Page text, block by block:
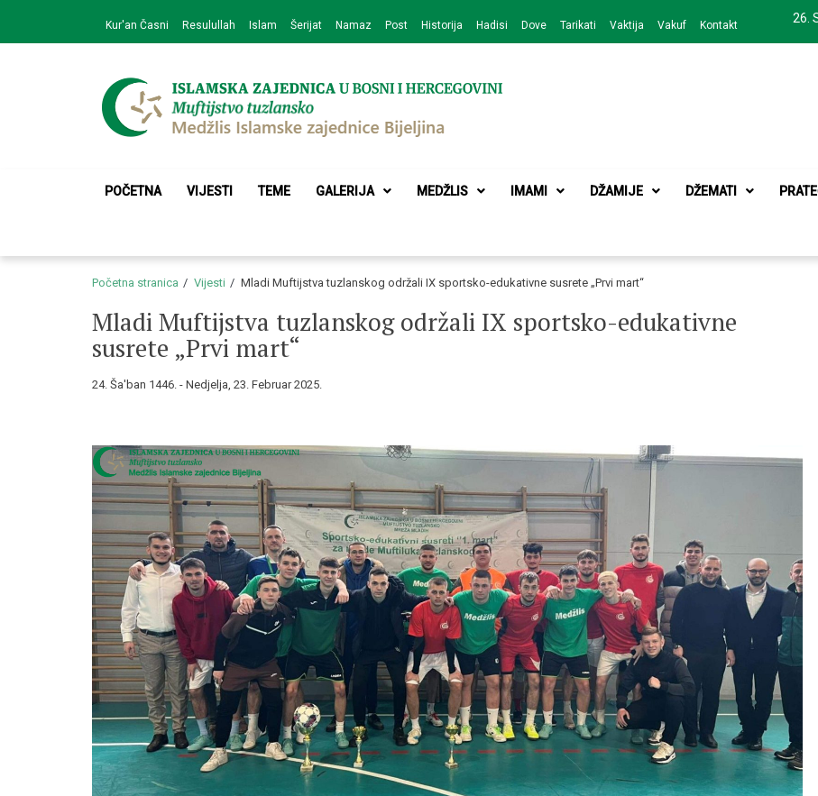
navigation
content
26.
Kur'an Časni Resulullah Islam Šerijat Namaz Post Historija Hadisi Dove Tarikati Vaktija Vakuf Kontakt
Medžlis Islamske zajednice Bijeljina
POČETNA VIJESTI TEME GALERIJA MEDŽLIS IMAMI DŽAMIJE DŽEMATI
Početna stranica Vijesti Mladi Muftijstva tuzlanskog održali IX sportsko-edukativne susrete „Prvi mart“
Mladi Muftijstva tuzlanskog održali IX sportsko-edukativne
susrete „Prvi mart“
24. Ša'ban 1446. - Nedjelja, 23. Februar 2025.